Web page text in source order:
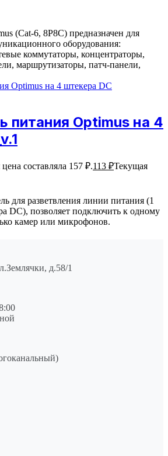
(Cat-6, 8P8C) предназначен для
оборудования:
коммутаторы, концентраторы,
маршрутизаторы, патч-панели,
питания Optimus на 4
составляла 157 ₽.113 ₽Текущая
для разветвления линии питания (1
DC), позволяет подключить к одному
камер или микрофонов.
д.58/1